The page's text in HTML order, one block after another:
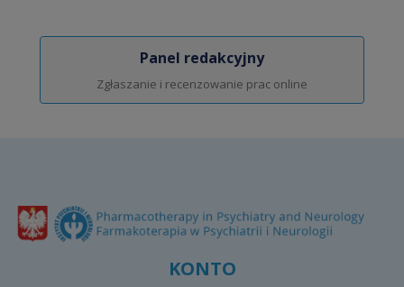
Panel redakcyjny
Zgłaszanie i recenzowanie prac online
KONTO